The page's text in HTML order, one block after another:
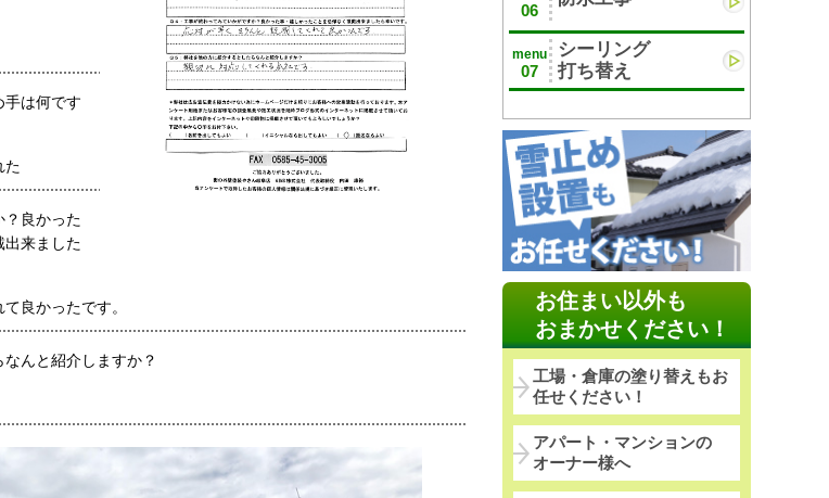
手は何です
た
？良かった
出来ました
良かったです。
んと紹介しますか？
06
menu
07
シーリング
打ち替え
お住まい以外も
おまかせください！
工場・倉庫の塗り替えもお
任せください！
アパート・マンションの
オーナー様へ